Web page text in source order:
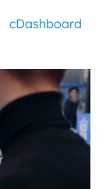
cDashboard